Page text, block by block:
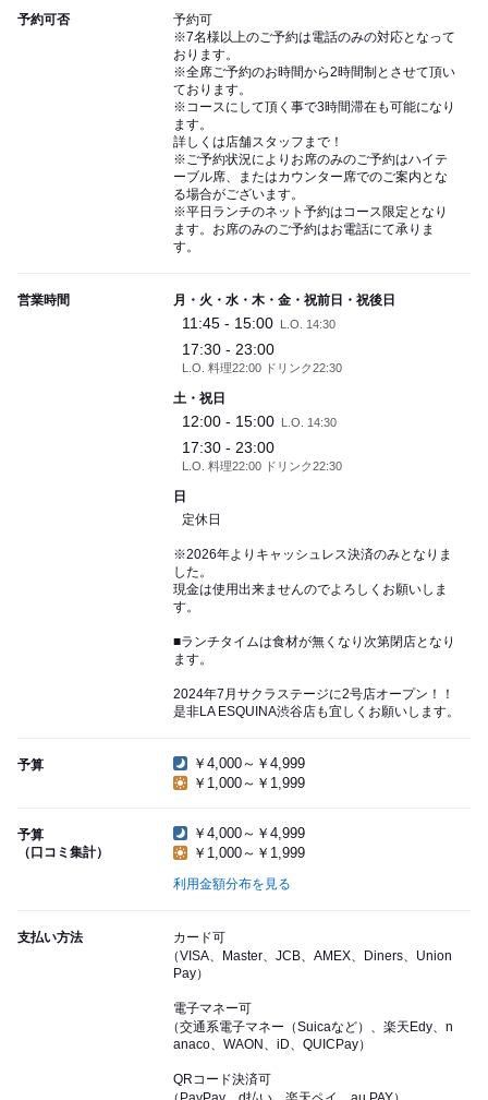
予約可否
予約可
※7名様以上のご予約は電話のみの対応となって
おります。
※全席ご予約のお時間から2時間制とさせて頂い
ております。
※コースにして頂く事で3時間滞在も可能になり
ます。
詳しくは店舗スタッフまで！
※ご予約状況によりお席のみのご予約はハイテ
ーブル席、またはカウンター席でのご案内とな
る場合がございます。
※平日ランチのネット予約はコース限定となり
ます。お席のみのご予約はお電話にて承りま
す。
営業時間 月・火・水・木・金・祝前日・祝後日
11:45 - 15:00 L.O. 14:30
17:30 - 23:00
L.O. 料理22:00 ドリンク22:30
土・祝日
12:00 - 15:00 L.O. 14:30
17:30 - 23:00
L.O. 料理22:00 ドリンク22:30
日
定休日
※2026年よりキャッシュレス決済のみとなりま
した。
現金は使用出来ませんのでよろしくお願いしま
す。
■ランチタイムは食材が無くなり次第閉店となり
ます。
2024年7月サクラステージに2号店オープン！！
是非LA ESQUINA渋谷店も宜しくお願いします。
予算
￥4,000～￥4,999
￥1,000～￥1,999
予算
（口コミ集計）
￥4,000～￥4,999
￥1,000～￥1,999
利用金額分布を見る
支払い方法
カード可
（VISA、Master、JCB、AMEX、Diners、Union
Pay）
電子マネー可
（交通系電子マネー（Suicaなど）、楽天Edy、n
anaco、WAON、iD、QUICPay）
QRコード決済可